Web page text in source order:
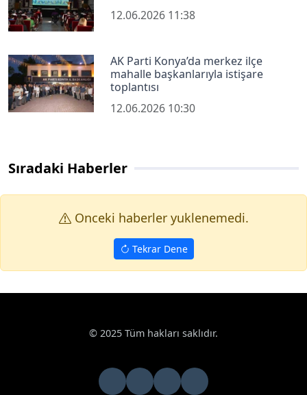
12.06.2026 11:38
AK Parti Konya’da merkez ilçe
mahalle başkanlarıyla istişare
toplantısı
12.06.2026 10:30
Sıradaki Haberler
Onceki haberler yuklenemedi.
Tekrar Dene
© 2025 Tüm hakları saklıdır.